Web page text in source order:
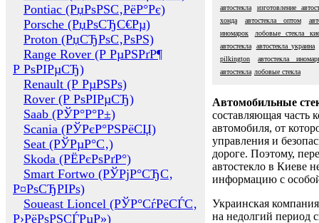
Pontiac (РџРѕРЅС‚РёР°Рє)
Porsche (РџРѕСЂС€Рµ)
Proton (РџСЂРѕС‚РѕРЅ)
Range Rover (Р РµРЅРґР¶
Р РѕРІРµСЂ)
Renault (Р РµРЅРѕ)
Rover (Р РѕРІРµСЂ)
Saab (РЎР°Р°Р±)
Scania (РЎРєР°РЅРёСЏ)
Seat (РЎРµР°С‚)
Skoda (РЁРєРѕРґР°)
Smart Fortwo (РЎРјР°СЂС‚
Р¤РѕСЂРІРѕ)
Soueast Lioncel (РЎР°СѓРёСЃС‚
Р›РёРѕРЅСЃРµР»)
автостекла
изготовление
хонда
автостекла оптом
иномарок
лобовые стекла
автостекла
автостекла украина
pilkington
автостекла
автостекла лобовые стекла
Автомобильные
составляющая часть
автомобиля, от
управления и
дороге. Поэтому,
автостекло в Киеве
информацию с
Украинская
на недолгий период